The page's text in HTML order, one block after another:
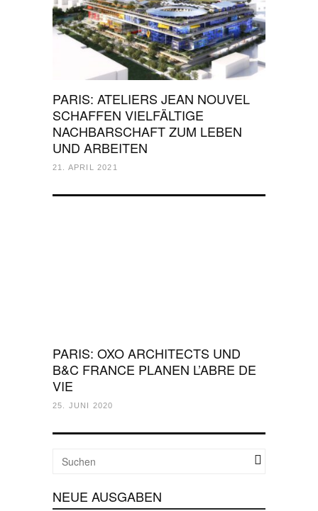
PARIS: ATELIERS JEAN NOUVEL
SCHAFFEN VIELFÄLTIGE
NACHBARSCHAFT ZUM LEBEN
UND ARBEITEN
21. APRIL 2021
PARIS: OXO ARCHITECTS UND
B&C FRANCE PLANEN L’ABRE DE
VIE
25. JUNI 2020
NEUE AUSGABEN